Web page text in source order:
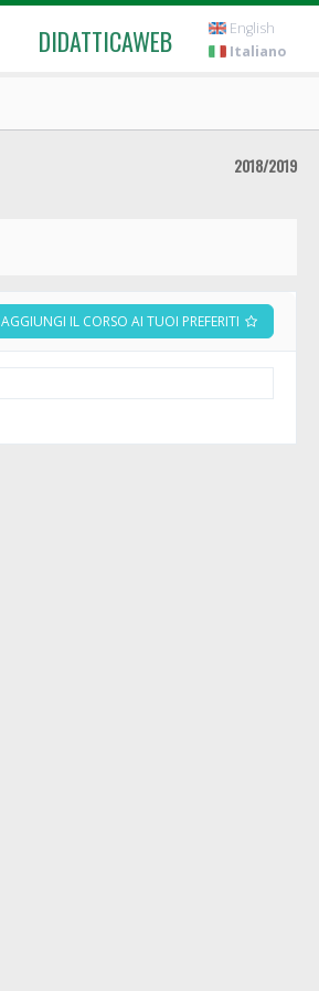
DIDATTICAWEB
English
Italiano
2018/2019
AGGIUNGI IL CORSO AI TUOI PREFERITI